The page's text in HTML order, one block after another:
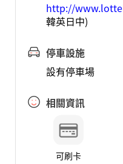
http://
韓英日中)
停車設施
設有停車場
相關資訊
可刷卡